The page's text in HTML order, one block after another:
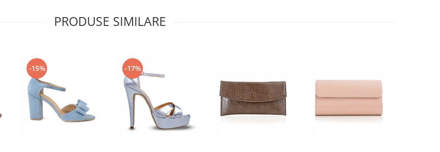
PRODUSE SIMILARE
-15% -17%